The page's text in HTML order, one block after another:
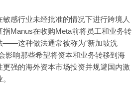
敏感行业未经批准的情况下进行跨境人
指Manus在收购Meta前将员工和业务转
——这种做法通常被称为“新加坡洗
影响那些希望将资本和业务转移到海
更强的海外资本市场投资并规避国内激